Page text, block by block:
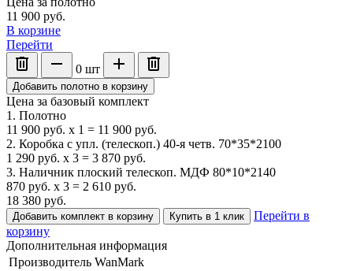
11 900 руб.
В корзине
Перейти
0 шт
Добавить полотно в корзину
Цена за базовый комплект
1. Полотно
11 900 руб. x 1 = 11 900 руб.
2. Коробка с упл. (телескоп.) 40-я четв. 70*35*2100
1 290 руб. x 3 = 3 870 руб.
3. Наличник плоский телескоп. МДФ 80*10*2140
870 руб. x 3 = 2 610 руб.
18 380 руб.
Добавить комплект в корзину Купить в 1 клик
Перейти в
корзину
Дополнительная информация
Производитель WanMark